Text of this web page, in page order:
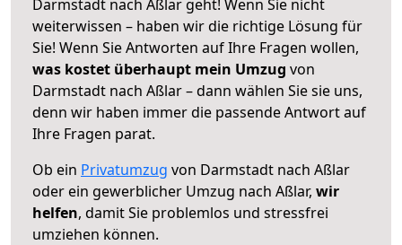
Darmstadt nach Aßlar geht! Wenn Sie nicht
weiterwissen – haben wir die richtige Lösung für
Sie! Wenn Sie Antworten auf Ihre Fragen wollen,
was kostet überhaupt mein Umzug von
Darmstadt nach Aßlar – dann wählen Sie sie uns,
denn wir haben immer die passende Antwort auf
Ihre Fragen parat.
Ob ein Privatumzug von Darmstadt nach Aßlar
oder ein gewerblicher Umzug nach Aßlar, wir
helfen, damit Sie problemlos und stressfrei
umziehen können.